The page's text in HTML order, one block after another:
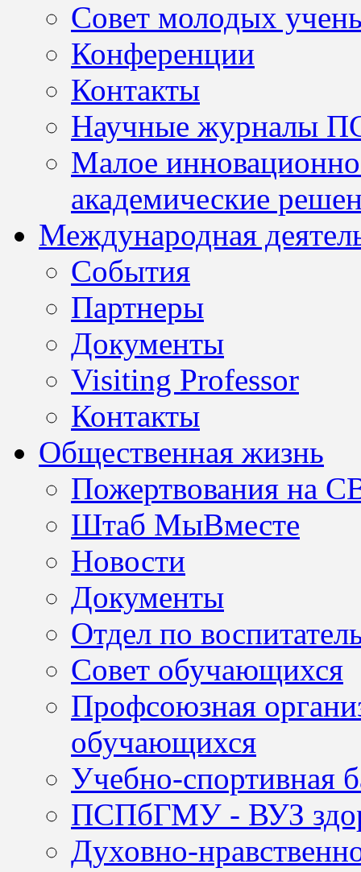
Совет молодых
Конференции
Контакты
Научные журналы
Малое
академические
Международная
События
Партнеры
Документы
Visiting Professor
Контакты
Общественная жизнь
Пожертвования на
Штаб МыВместе
Новости
Документы
Отдел по
Совет обучающихся
Профсоюзная
обучающихся
Учебно-спортивная
ПСПбГМУ - ВУЗ
Духовно-